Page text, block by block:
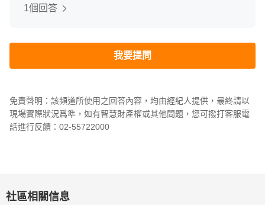
等主委從大樓一開始即管理至今，管理相當完善
1個回答
我要提問
免責聲明：該頻道所使用之回答內容，均由經紀人提供，最終請以
現場實際狀況爲準，如有智慧財產權或其他問題，您可撥打客服電
話進行反饋：02-55722000
社區相關信息